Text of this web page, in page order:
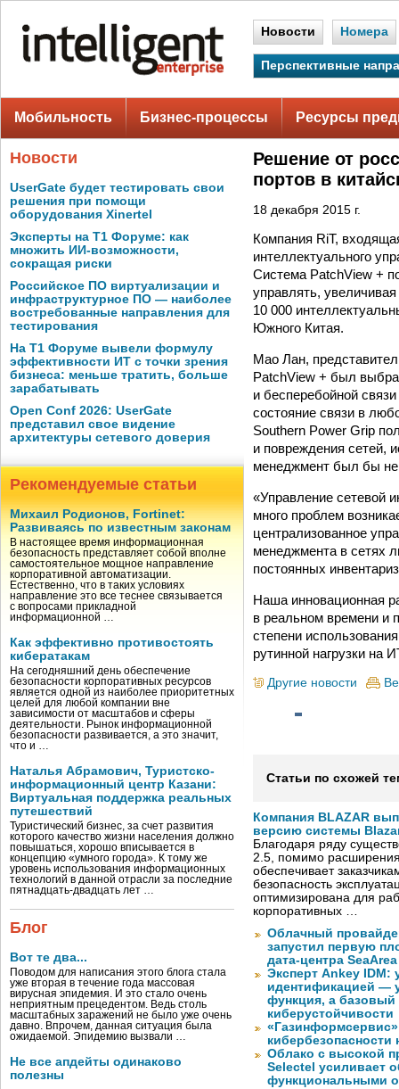
Новости Номера
Перспективные
Мобильность Бизнес-процессы Ресурсы
Новости
UserGate будет тестировать свои
решения при помощи
оборудования Xinertel
Эксперты на Т1 Форуме: как
множить ИИ-возможности,
сокращая риски
Российское ПО виртуализации и
инфраструктурное ПО — наиболее
востребованные направления для
тестирования
На Т1 Форуме вывели формулу
эффективности ИТ с точки зрения
бизнеса: меньше тратить, больше
зарабатывать
Open Conf 2026: UserGate
представил свое видение
архитектуры сетевого доверия
Рекомендуемые статьи
Михаил Родионов, Fortinet:
Развиваясь по известным законам
В настоящее время информационная
безопасность представляет собой вполне
самостоятельное мощное направление
корпоративной автоматизации.
Естественно, что в таких условиях
направление это все теснее связывается
с вопросами прикладной
информационной …
Как эффективно противостоять
кибератакам
На сегодняшний день обеспечение
безопасности корпоративных ресурсов
является одной из наиболее приоритетных
целей для любой компании вне
зависимости от масштабов и сферы
деятельности. Рынок информационной
безопасности развивается, а это значит,
что и …
Наталья Абрамович, Туристско-
информационный центр Казани:
Виртуальная поддержка реальных
путешествий
Туристический бизнес, за счет развития
которого качество жизни населения должно
повышаться, хорошо вписывается в
концепцию «умного города». К тому же
уровень использования информационных
технологий в данной отрасли за последние
пятнадцать-двадцать лет …
Блог
Вот те два...
Поводом для написания этого блога стала
уже вторая в течение года массовая
вирусная эпидемия. И это стало очень
неприятным прецедентом. Ведь столь
масштабных заражений не было уже очень
давно. Впрочем, данная ситуация была
ожидаемой. Эпидемию вызвали …
Не все апдейты одинаково
полезны
Решение от
портов в
18 декабря 2015 г.
Компания RiT,
интеллектуального
Система PatchView +
управлять,
10 000
Южного Китая.
Мао Лан,
PatchView + был
и бесперебойной
состояние связи в
Southern Power Grip
и повреждения сетей,
менеджмент был бы
«Управление сетевой
много проблем
централизованное
менеджмента в сетях
постоянных
Наша инновационная
в реальном времени и
степени
рутинной нагрузки на
Другие новости
Статьи по схожей
Компания BLAZAR
версию системы
Благодаря ряду
2.5, помимо
обеспечивает
безопасность
оптимизирована для
корпоративных …
Облачный
запустил первую
дата-центра
Эксперт Ankey IDM:
идентификацией —
функция, а базовый
киберустойчивости
Облако с высокой
Selectel усиливает
функциональными